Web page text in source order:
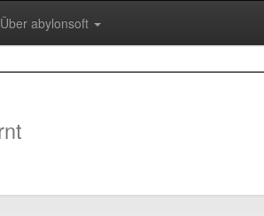
Über abylonsoft